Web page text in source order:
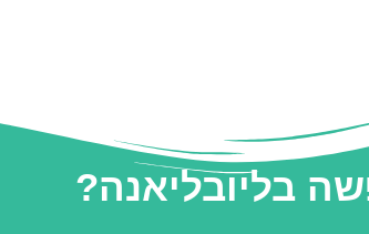
בליובליאנה?